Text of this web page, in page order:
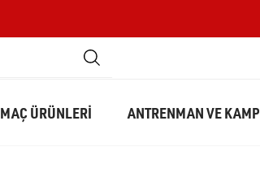
MAÇ ÜRÜNLERİ ANTRENMAN VE KAMP